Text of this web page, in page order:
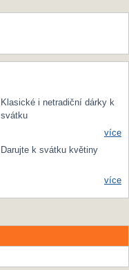
Klasické i netradiční dárky k
svátku
více
Darujte k svátku květiny
více